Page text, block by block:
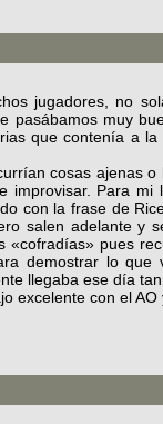
jugadores, no
pasábamos muy
que contenía a
cosas ajenas
improvisar. Para
con la frase de
salen adelante y
«cofradías» pues
demostrar lo
llegaba ese día
excelente con el